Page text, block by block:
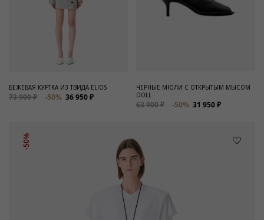
БЕЖЕВАЯ КУРТКА ИЗ ТВИДА ELIOS
73 900 ₽ -50% 36 950 ₽
ЧЕРНЫЕ МЮЛИ С ОТКРЫТЫМ МЫСОМ
DOLL
63 900 ₽ -50% 31 950 ₽
-50%